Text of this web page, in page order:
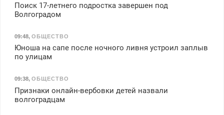
Поиск 17-летнего подростка завершен под
Волгоградом
09:48, ОБЩЕСТВО
Юноша на сапе после ночного ливня устроил заплыв
по улицам
09:38, ОБЩЕСТВО
Признаки онлайн-вербовки детей назвали
волгоградцам